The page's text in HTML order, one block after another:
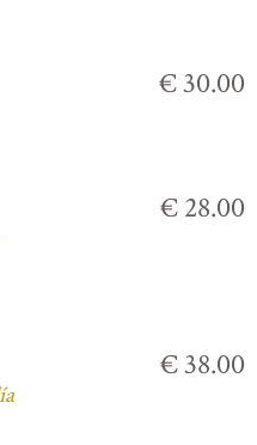
€ 30.00
€ 28.00
€ 38.00